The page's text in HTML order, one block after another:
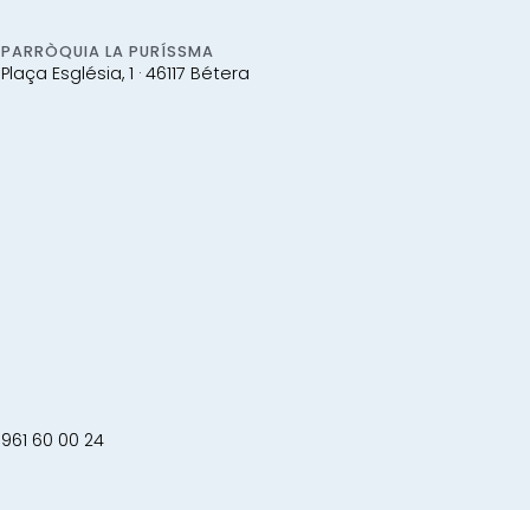
PARRÒQUIA LA PURÍSSMA
Plaça Església, 1 · 46117 Bétera
961 60 00 24